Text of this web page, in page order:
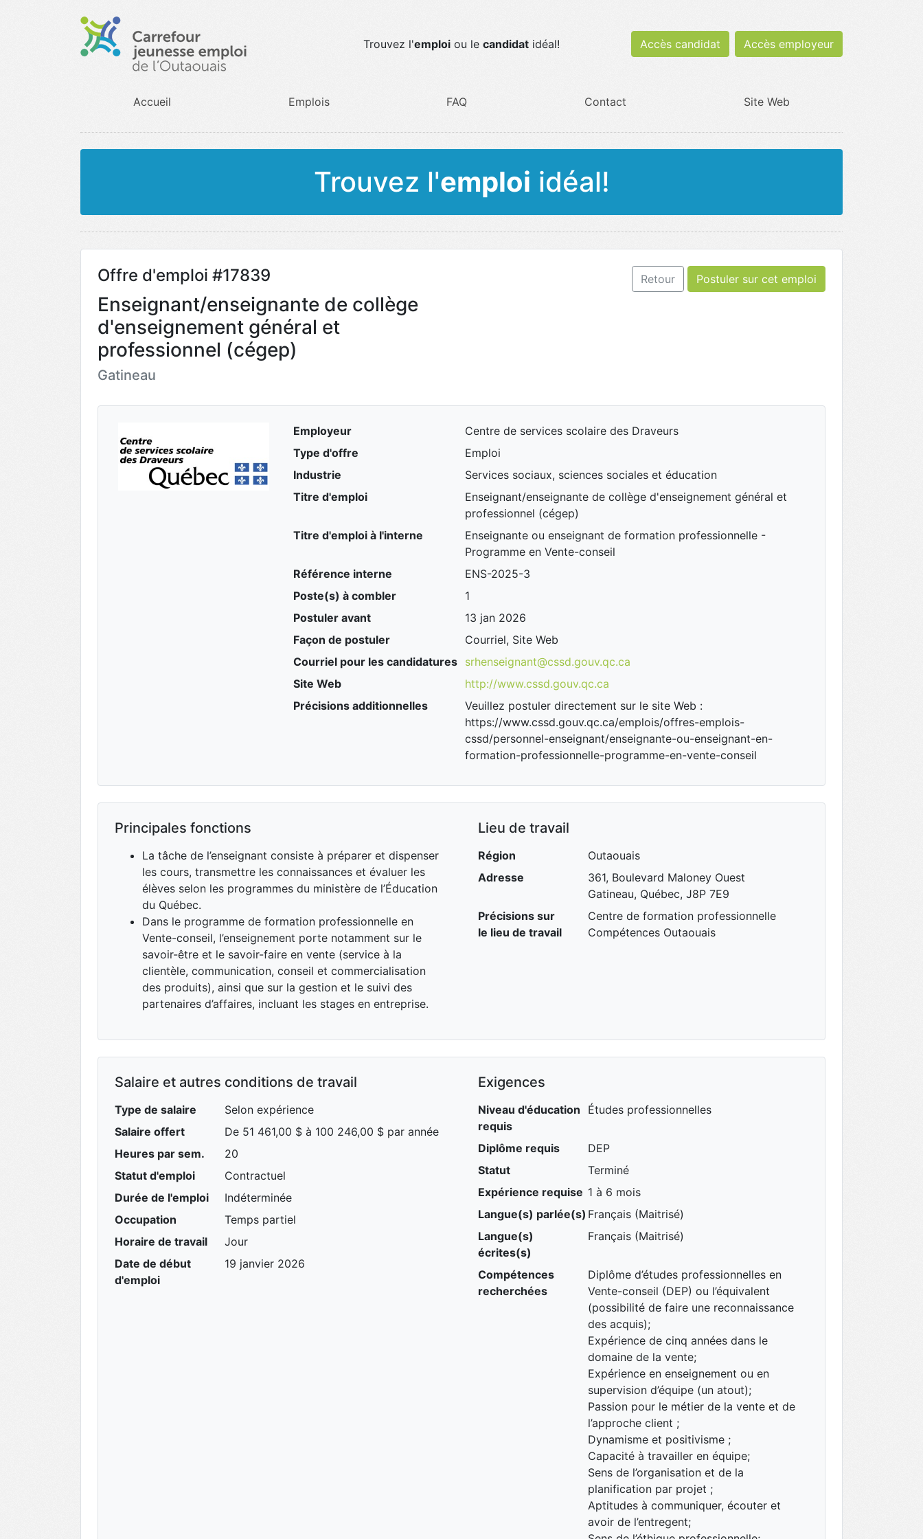
Trouvez l'emploi ou le candidat idéal! Accès candidat Accès employeur
Accueil Emplois FAQ Contact Site Web
Trouvez l'emploi idéal!
Offre d'emploi #17839
Enseignant/enseignante de collège
d'enseignement général et
professionnel (cégep)
Gatineau
Retour Postuler sur cet emploi
Employeur
Centre de services scolaire des Draveurs
Type d'offre
Emploi
Industrie
Services sociaux, sciences sociales et éducation
Titre d'emploi
Enseignant/enseignante de collège d'enseignement général et
professionnel (cégep)
Titre d'emploi à l'interne
Enseignante ou enseignant de formation professionnelle -
Programme en Vente-conseil
Référence interne
ENS-2025-3
Poste(s) à combler
1
Postuler avant
13 jan 2026
Façon de postuler
Courriel, Site Web
Courriel pour les candidatures srhenseignant@cssd.gouv.qc.ca
Site Web
http://www.cssd.gouv.qc.ca
Précisions additionnelles
Veuillez postuler directement sur le site Web :
https://www.cssd.gouv.qc.ca/emplois/offres-emplois-
cssd/personnel-enseignant/enseignante-ou-enseignant-en-
formation-professionnelle-programme-en-vente-conseil
Principales fonctions
La tâche de l’enseignant consiste à préparer et dispenser
les cours, transmettre les connaissances et évaluer les
élèves selon les programmes du ministère de l’Éducation
du Québec.
Dans le programme de formation professionnelle en
Vente-conseil, l’enseignement porte notamment sur le
savoir-être et le savoir-faire en vente (service à la
clientèle, communication, conseil et commercialisation
des produits), ainsi que sur la gestion et le suivi des
partenaires d’affaires, incluant les stages en entreprise.
Lieu de travail
Région
Outaouais
Adresse
361, Boulevard Maloney Ouest
Gatineau, Québec, J8P 7E9
Précisions sur
le lieu de travail
Centre de formation professionnelle
Compétences Outaouais
Salaire et autres conditions de travail
Type de salaire
Selon expérience
Salaire offert
De 51 461,00 $ à 100 246,00 $ par année
Heures par sem.
20
Statut d'emploi
Contractuel
Durée de l'emploi
Indéterminée
Occupation
Temps partiel
Horaire de travail
Jour
Date de début
d'emploi
19 janvier 2026
Exigences
Niveau d'éducation
requis
Études professionnelles
Diplôme requis
DEP
Statut
Terminé
Expérience requise 1 à 6 mois
Langue(s) parlée(s) Français (Maitrisé)
Langue(s)
écrites(s)
Français (Maitrisé)
Compétences
recherchées
Diplôme d’études professionnelles en
Vente-conseil (DEP) ou l’équivalent
(possibilité de faire une reconnaissance
des acquis);
Expérience de cinq années dans le
domaine de la vente;
Expérience en enseignement ou en
supervision d’équipe (un atout);
Passion pour le métier de la vente et de
l’approche client ;
Dynamisme et positivisme ;
Capacité à travailler en équipe;
Sens de l’organisation et de la
planification par projet ;
Aptitudes à communiquer, écouter et
avoir de l’entregent;